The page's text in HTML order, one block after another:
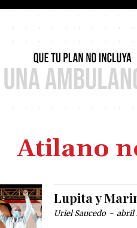
Atilano
Lupita y
Uriel Saucedo - abril